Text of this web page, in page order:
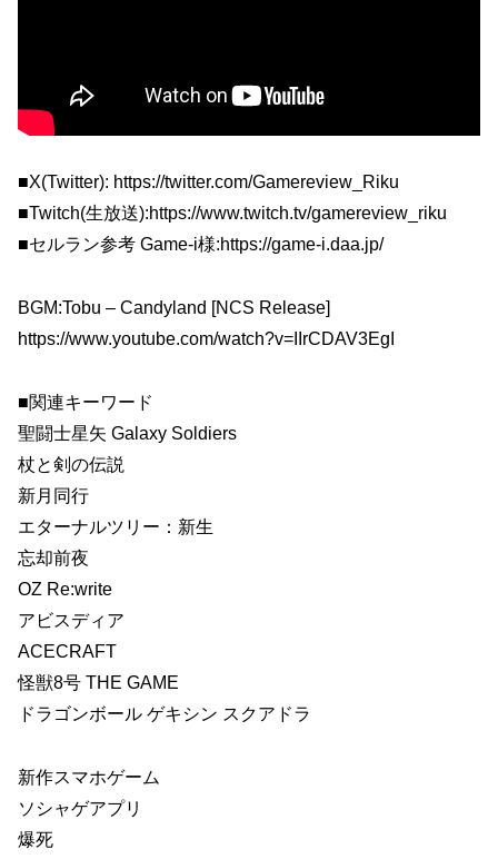
■X(Twitter): https://twitter.com/Gamereview_Riku
■Twitch(生放送):https://www.twitch.tv/gamereview_riku
■セルラン参考 Game-i様:https://game-i.daa.jp/
BGM:Tobu – Candyland [NCS Release]
https://www.youtube.com/watch?v=IIrCDAV3EgI
■関連キーワード
聖闘士星矢 Galaxy Soldiers
杖と剣の伝説
新月同行
エターナルツリー：新生
忘却前夜
OZ Re:write
アビスディア
ACECRAFT
怪獣8号 THE GAME
ドラゴンボール ゲキシン スクアドラ
新作スマホゲーム
ソシャゲアプリ
爆死